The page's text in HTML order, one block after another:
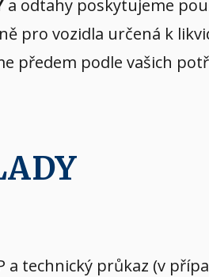
a odtahy poskytujeme
pro vozidla určená k
předem podle vašich
a technický průkaz (v